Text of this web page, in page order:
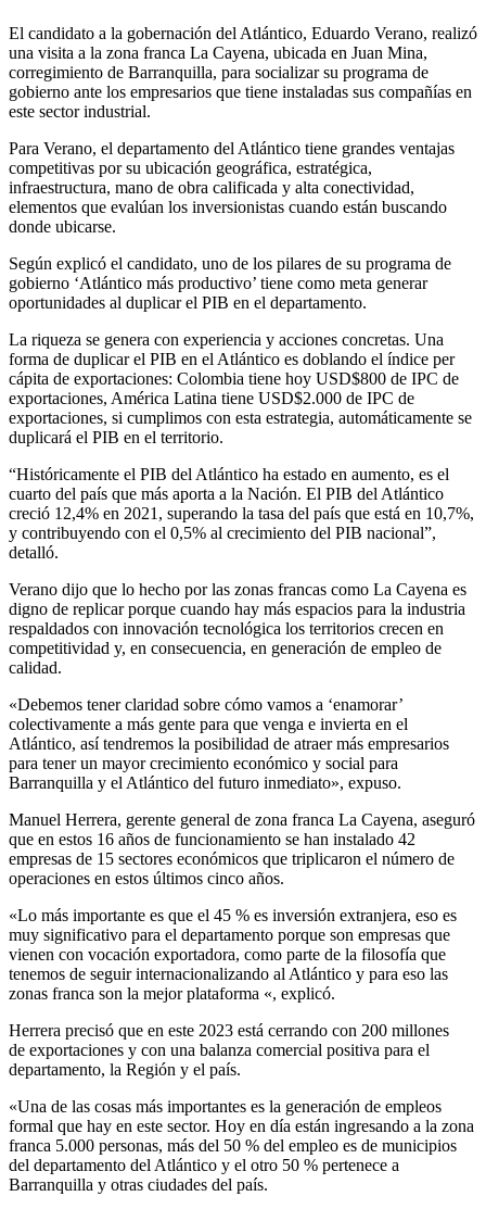
El candidato a la gobernación del Atlántico, Eduardo Verano, realizó
una visita a la zona franca La Cayena, ubicada en Juan Mina,
corregimiento de Barranquilla, para socializar su programa de
gobierno ante los empresarios que tiene instaladas sus compañías en
este sector industrial.
Para Verano, el departamento del Atlántico tiene grandes ventajas
competitivas por su ubicación geográfica, estratégica,
infraestructura, mano de obra calificada y alta conectividad,
elementos que evalúan los inversionistas cuando están buscando
donde ubicarse.
Según explicó el candidato, uno de los pilares de su programa de
gobierno ‘Atlántico más productivo’ tiene como meta generar
oportunidades al duplicar el PIB en el departamento.
La riqueza se genera con experiencia y acciones concretas. Una
forma de duplicar el PIB en el Atlántico es doblando el índice per
cápita de exportaciones: Colombia tiene hoy USD$800 de IPC de
exportaciones, América Latina tiene USD$2.000 de IPC de
exportaciones, si cumplimos con esta estrategia, automáticamente se
duplicará el PIB en el territorio.
“Históricamente el PIB del Atlántico ha estado en aumento, es el
cuarto del país que más aporta a la Nación. El PIB del Atlántico
creció 12,4% en 2021, superando la tasa del país que está en 10,7%,
y contribuyendo con el 0,5% al crecimiento del PIB nacional”,
detalló.
Verano dijo que lo hecho por las zonas francas como La Cayena es
digno de replicar porque cuando hay más espacios para la industria
respaldados con innovación tecnológica los territorios crecen en
competitividad y, en consecuencia, en generación de empleo de
calidad.
«Debemos tener claridad sobre cómo vamos a ‘enamorar’
colectivamente a más gente para que venga e invierta en el
Atlántico, así tendremos la posibilidad de atraer más empresarios
para tener un mayor crecimiento económico y social para
Barranquilla y el Atlántico del futuro inmediato», expuso.
Manuel Herrera, gerente general de zona franca La Cayena, aseguró
que en estos 16 años de funcionamiento se han instalado 42
empresas de 15 sectores económicos que triplicaron el número de
operaciones en estos últimos cinco años.
«Lo más importante es que el 45 % es inversión extranjera, eso es
muy significativo para el departamento porque son empresas que
vienen con vocación exportadora, como parte de la filosofía que
tenemos de seguir internacionalizando al Atlántico y para eso las
zonas franca son la mejor plataforma «, explicó.
Herrera precisó que en este 2023 está cerrando con 200 millones
de exportaciones y con una balanza comercial positiva para el
departamento, la Región y el país.
«Una de las cosas más importantes es la generación de empleos
formal que hay en este sector. Hoy en día están ingresando a la zona
franca 5.000 personas, más del 50 % del empleo es de municipios
del departamento del Atlántico y el otro 50 % pertenece a
Barranquilla y otras ciudades del país.